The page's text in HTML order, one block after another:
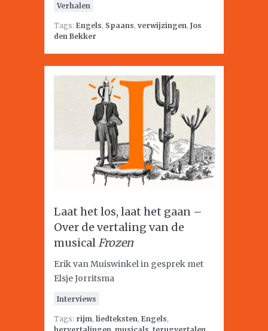
Verhalen
Tags: Engels, Spaans, verwijzingen, Jos
den Bekker
Laat het los, laat het gaan –
Over de vertaling van de
musical Frozen
Erik van Muiswinkel in gesprek met
Elsje Jorritsma
Interviews
Tags: rijm, liedteksten, Engels,